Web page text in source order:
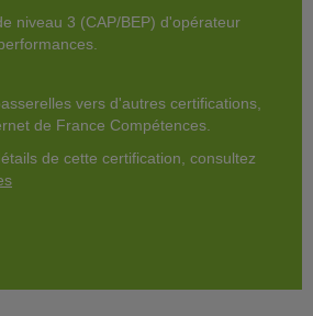
niveau 3 (CAP/BEP) d'opérateur
vers d'autres certifications,
de France Compétences.
de cette certification, consultez